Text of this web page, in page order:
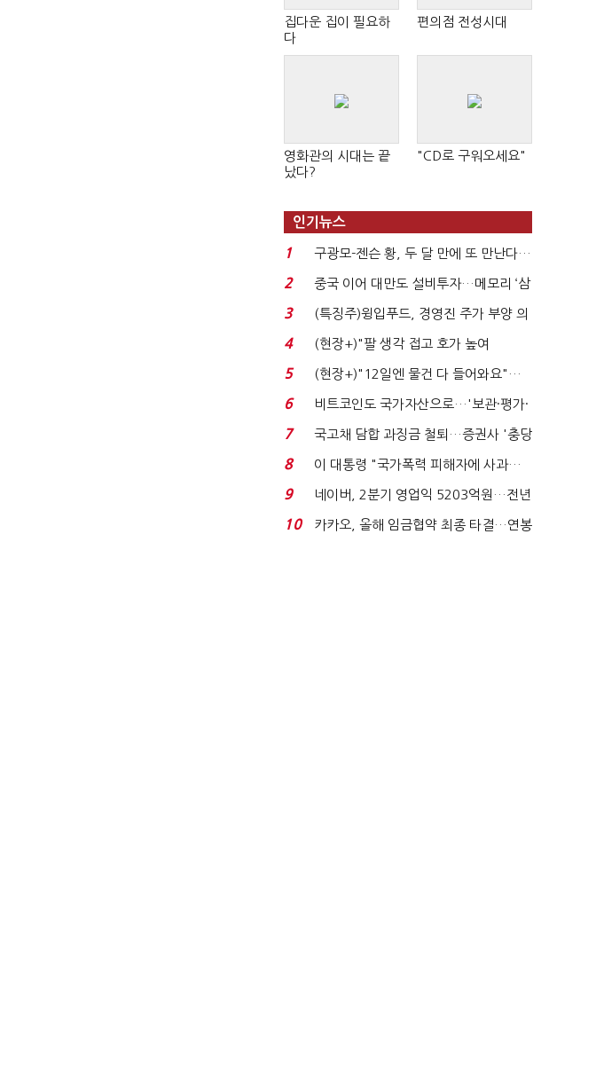
집다운 집이 필요하
다
편의점 전성시대
영화관의 시대는 끝
났다?
"CD로 구워오세요"
인기뉴스
1
구광모-젠슨 황, 두 달 만에 또 만난다…
로봇·AI 등 논...
2
중국 이어 대만도 설비투자…메모리 ‘삼
국전쟁’
3
(특징주)윙입푸드, 경영진 주가 부양 의
지에 상한가...
4
(현장+)"팔 생각 접고 호가 높여
요"…'덜 똘똘한 한 채' 20...
5
(현장+)"12일엔 물건 다 들어와요"…
빈 매대 채우며 문 연 ...
6
비트코인도 국가자산으로…'보관·평가·
처분' 기준은 ...
7
국고채 담합 과징금 철퇴…증권사 '충당
금 폭탄' 우려...
8
이 대통령 "국가폭력 피해자에 사과…
적극적 조사로 진...
9
네이버, 2분기 영업익 5203억원…전년
비 0.2% 감소...
10
카카오, 올해 임금협약 최종 타결…연봉